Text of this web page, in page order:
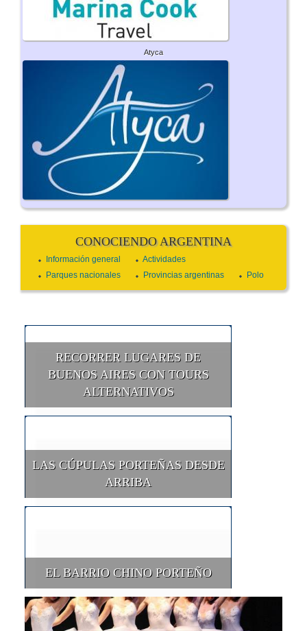
Atyca
CONOCIENDO ARGENTINA
Información general
Actividades
Parques nacionales
Provincias argentinas Polo
RECORRER LUGARES DE
BUENOS AIRES CON TOURS
ALTERNATIVOS
LAS CÚPULAS PORTEÑAS DESDE
ARRIBA
EL BARRIO CHINO PORTEÑO